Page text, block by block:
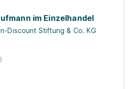
im Einzelhandel
Discount Stiftung & Co. KG